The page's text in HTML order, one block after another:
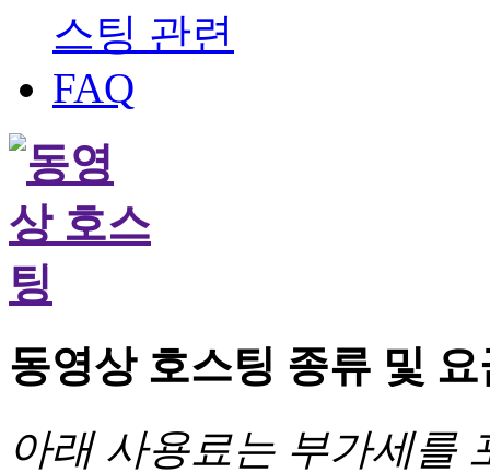
동영상 호스팅 종류 및 요
아래 사용료는 부가세를